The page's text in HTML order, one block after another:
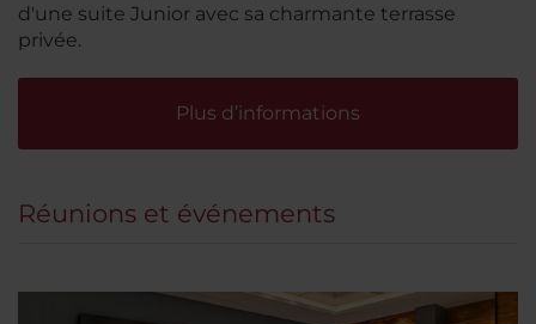
d'une suite Junior avec sa charmante terrasse
privée.
Plus d’informations
Réunions et événements